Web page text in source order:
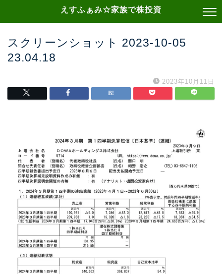
えすふぁみ☆家族で株投資
スクリーンショット 2023-10-05
23.04.18
2023年10月11日